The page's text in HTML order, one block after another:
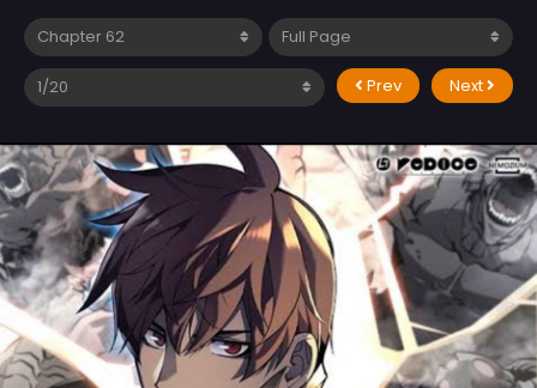
Prev Next